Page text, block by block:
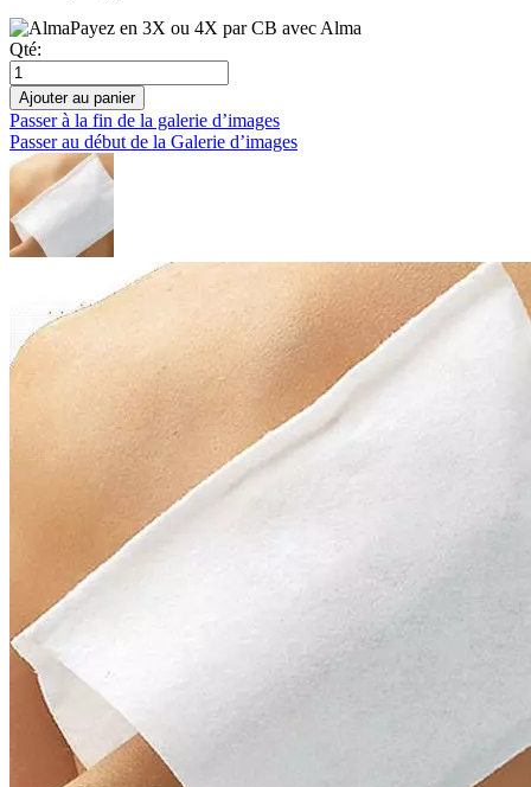
Payez en 3X ou 4X par CB avec Alma
Qté:
Ajouter au panier
Passer à la fin de la galerie d’images
Passer au début de la Galerie d’images